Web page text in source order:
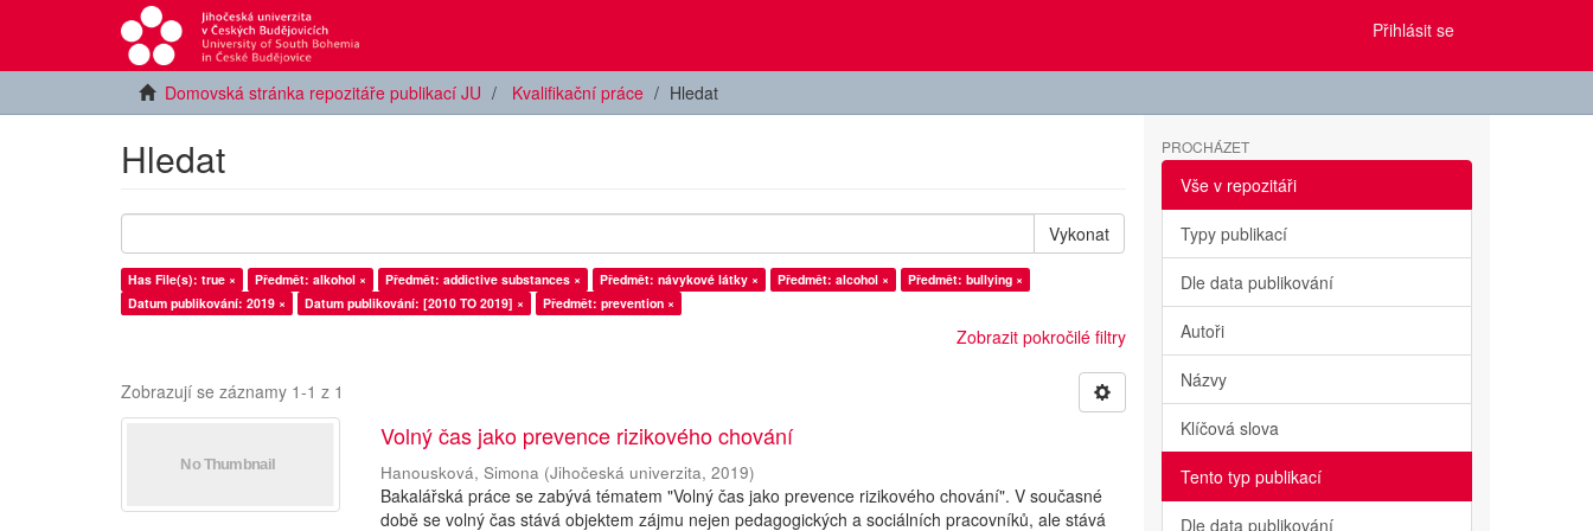
Přihlásit se
Domovská stránka repozitáře publikací JU Kvalifikační práce Hledat
Hledat
Vykonat
Has File(s): true × Předmět: alkohol × Předmět: addictive substances × Předmět: návykové látky × Předmět: alcohol ×
Předmět: bullying ×
Datum publikování: 2019 ×
Datum publikování: [2010 TO 2019] × Předmět: prevention ×
Zobrazit pokročilé filtry
Zobrazují se záznamy 1-1 z 1
Volný čas jako prevence rizikového chování
Hanousková, Simona (Jihočeská univerzita,2019)
Bakalářská práce se zabývá tématem "Volný čas jako prevence rizikového chování". V současné
době se volný čas stává objektem zájmu nejen pedagogických a sociálních pracovníků, ale stává
PROCHÁZET
Vše v repozitáři
Typy publikací
Dle data publikování
Autoři
Názvy
Klíčová slova
Tento typ publikací
Dle data publikování